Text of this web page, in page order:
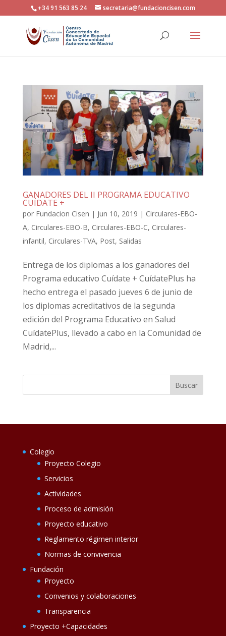
+34 91 563 85 24 secretaria@fundacioncisen.com
GANADORES DEL II PROGRAMA EDUCATIVO
CUÍDATE +
por Fundacion Cisen | Jun 10, 2019 | Circulares-EBO-
A, Circulares-EBO-B, Circulares-EBO-C, Circulares-
infantil, Circulares-TVA, Post, Salidas
Entrega de los diplomas a los ganadores del
Programa educativo Cuídate + CuídatePlus ha
hecho entrega el pasado jueves 6 de junio de
los diplomas acreditativos de la segunda
edición del Programa Educativo en Salud
CuídatePlus, llevado a cabo en la Comunidad de
Madrid,...
Colegio
Proyecto Colegio
Servicios
Actividades
Proceso de admisión
Proyecto educativo
Reglamento régimen interior
Normas de convivencia
Fundación
Proyecto
Convenios y colaboraciones
Transparencia
Proyecto +Capacidades